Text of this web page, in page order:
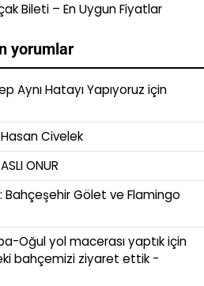
Bileti – En Uygun Fiyatlar
yorumlar
Aynı Hatayı Yapıyoruz için
Hasan Civelek
ASLI ONUR
Gölet ve Flamingo
Oğul yol macerası yaptıkiçin
bahçemizi ziyaret ettik -